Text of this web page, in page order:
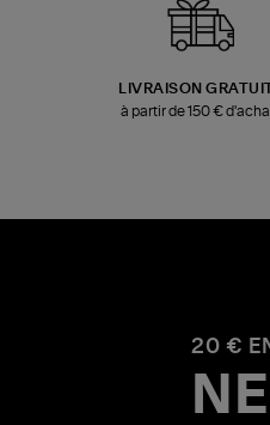
LIVRAISON
à partir de 150 €
20 €